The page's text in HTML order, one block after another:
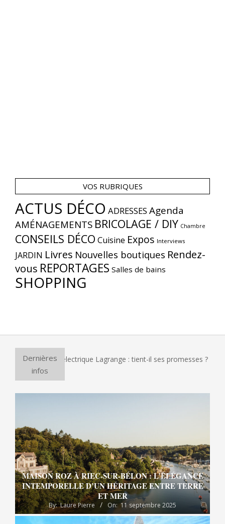
VOS RUBRIQUES
ACTUS DÉCO ADRESSES Agenda
AMÉNAGEMENTS BRICOLAGE / DIY Chambre
CONSEILS DÉCO Cuisine Expos Interviews
JARDIN Livres Nouvelles boutiques Rendez-
vous REPORTAGES Salles de bains
SHOPPING
Dernières
infos
à pizza électrique Lagrange : tient-il ses promesses ?
MAISON ROZ À RIEC-SUR-BÉLON : L’ÉLÉGANCE
INTEMPORELLE D’UN HÉRITAGE ENTRE TERRE
ET MER
By: Laure Pierre On: 11 septembre 2025